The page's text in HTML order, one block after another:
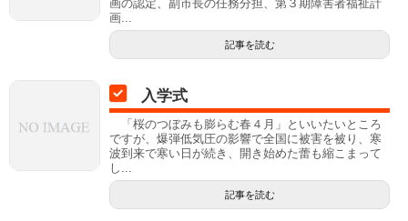
画の認定、副市長の任務分担、第３期障害者福祉計
画...
記事を読む
入学式
「桜のつぼみも膨らむ春４月」といいたいところ
ですが、爆弾低気圧の影響で全国に被害を被り、寒
波到来で寒い日が続き、開き始めた蕾も縮こまって
し...
記事を読む